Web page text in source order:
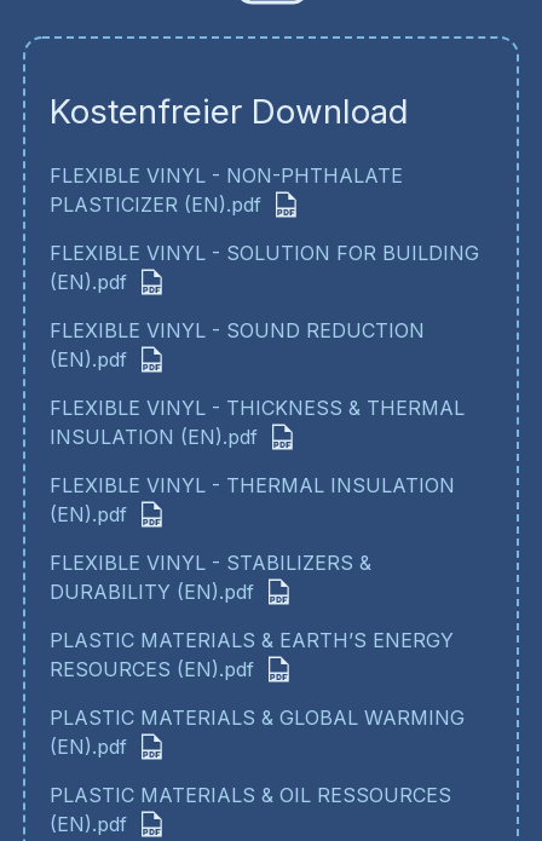
Kostenfreier Download
FLEXIBLE VINYL - NON-PHTHALATE
PLASTICIZER (EN).pdf
FLEXIBLE VINYL - SOLUTION FOR BUILDING
(EN).pdf
FLEXIBLE VINYL - SOUND REDUCTION
(EN).pdf
FLEXIBLE VINYL - THICKNESS & THERMAL
INSULATION (EN).pdf
FLEXIBLE VINYL - THERMAL INSULATION
(EN).pdf
FLEXIBLE VINYL - STABILIZERS &
DURABILITY (EN).pdf
PLASTIC MATERIALS & EARTH’S ENERGY
RESOURCES (EN).pdf
PLASTIC MATERIALS & GLOBAL WARMING
(EN).pdf
PLASTIC MATERIALS & OIL RESSOURCES
(EN).pdf